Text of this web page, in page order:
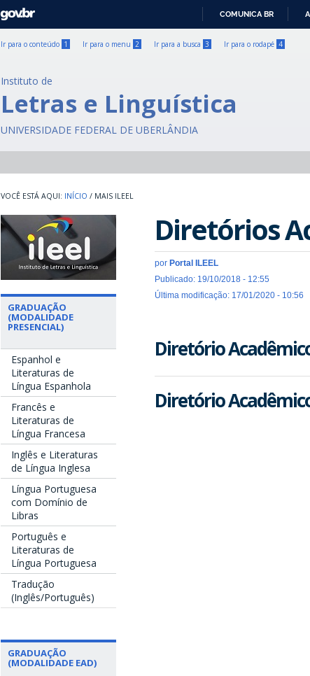
GOVBR
COMUNICA BR
Ir para o conteúdo 1 Ir para o menu 2 Ir para a busca 3 Ir para o rodapé 4
Instituto de
Letras e Linguística
UNIVERSIDADE FEDERAL DE UBERLÂNDIA
INÍCIO / MAIS ILEEL
GRADUAÇÃO
(MODALIDADE
PRESENCIAL)
Espanhol e
Literaturas de
Língua Espanhola
Francês e
Literaturas de
Língua Francesa
Inglês e Literaturas
de Língua Inglesa
Língua Portuguesa
com Domínio de
Libras
Português e
Literaturas de
Língua Portuguesa
Tradução
(Inglês/Português)
GRADUAÇÃO
(MODALIDADE EAD)
Diretórios
por Portal ILEEL
Publicado: 19/10/2018 - 12:55
Última modificação: 17/01/2020 - 10:56
Diretório
Diretório